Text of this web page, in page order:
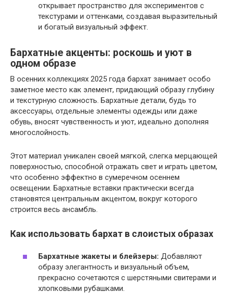
открывает пространство для экспериментов с
текстурами и оттенками, создавая выразительный
и богатый визуальный эффект.
Бархатные акценты: роскошь и уют в
одном образе
В осенних коллекциях 2025 года бархат занимает особо
заметное место как элемент, придающий образу глубину
и текстурную сложность. Бархатные детали, будь то
аксессуары, отдельные элементы одежды или даже
обувь, вносят чувственность и уют, идеально дополняя
многослойность.
Этот материал уникален своей мягкой, слегка мерцающей
поверхностью, способной отражать свет и играть цветом,
что особенно эффектно в сумеречном осеннем
освещении. Бархатные вставки практически всегда
становятся центральным акцентом, вокруг которого
строится весь ансамбль.
Как использовать бархат в слоистых образах
Бархатные жакеты и блейзеры: Добавляют
образу элегантность и визуальный объем,
прекрасно сочетаются с шерстяными свитерами и
хлопковыми рубашками.